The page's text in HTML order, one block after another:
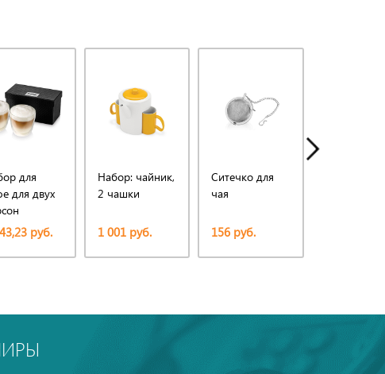
для
для двух
руб.
Набор: чайник,
2 чашки
1 001 руб.
Ситечко для
чая
156 руб.